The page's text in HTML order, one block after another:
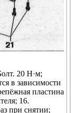
20 Н·м;
в зависимости
пластина
16.
при снятии;